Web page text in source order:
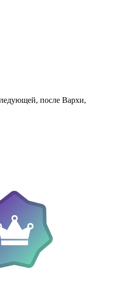
после Вархи,